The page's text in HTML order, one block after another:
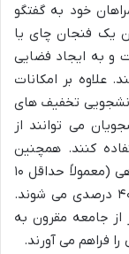
خود به گفتگو
یک فنجان چای یا
و به ایجاد فضایی
علاوه بر امکانات
تخفیف های
می توانند از
کنند. همچنین
انجمن های علمی و مدارس که به صورت گروهی (معمولاً حداقل ۱۰
نفر) از موزه بازدید می کنند مشمول تخفیف ۴۰ درصدی می شوند.
از جامعه مقرون به
فراهم می آورند.